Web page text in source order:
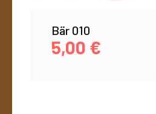
Bär 010
5,00 €